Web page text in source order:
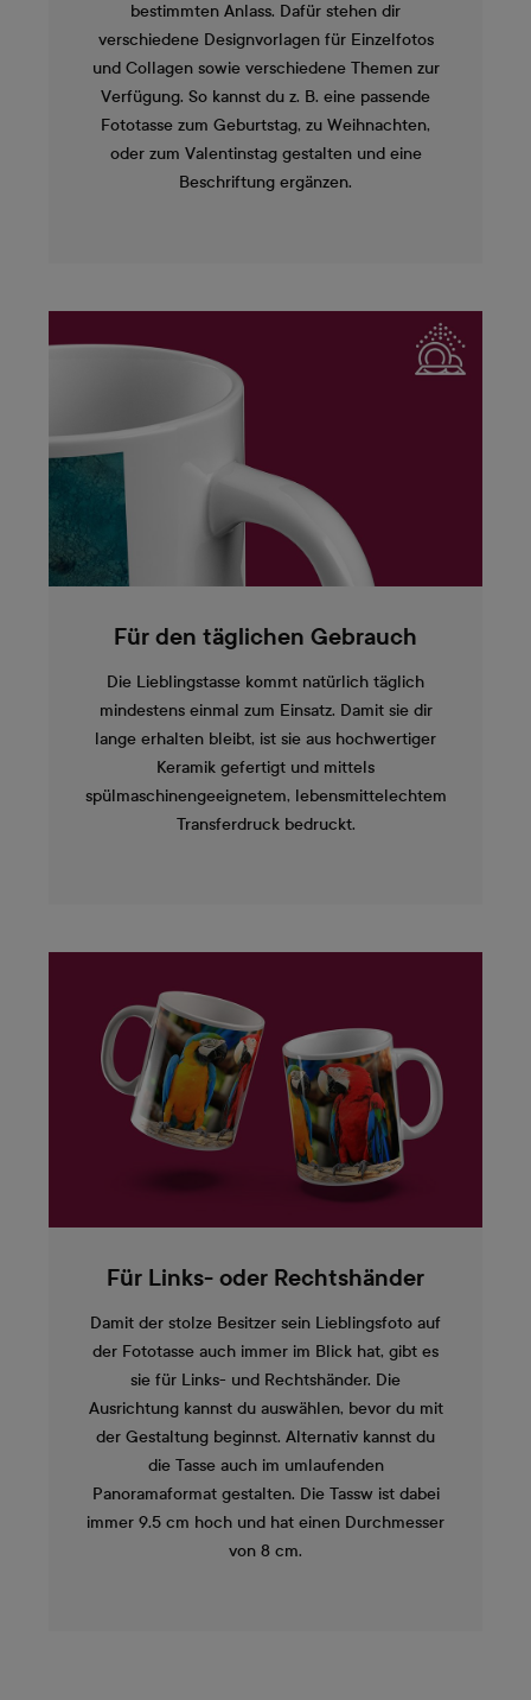
bestimmten Anlass. Dafür stehen dir
verschiedene Designvorlagen für Einzelfotos
und Collagen sowie verschiedene Themen zur
Verfügung. So kannst du z. B. eine passende
Fototasse zum Geburtstag, zu Weihnachten,
oder zum Valentinstag gestalten und eine
Beschriftung ergänzen.
Für den täglichen Gebrauch
Die Lieblingstasse kommt natürlich täglich
mindestens einmal zum Einsatz. Damit sie dir
lange erhalten bleibt, ist sie aus hochwertiger
Keramik gefertigt und mittels
spülmaschinengeeignetem, lebensmittelechtem
Transferdruck bedruckt.
Für Links- oder Rechtshänder
Damit der stolze Besitzer sein Lieblingsfoto auf
der Fototasse auch immer im Blick hat, gibt es
sie für Links- und Rechtshänder. Die
Ausrichtung kannst du auswählen, bevor du mit
der Gestaltung beginnst. Alternativ kannst du
die Tasse auch im umlaufenden
Panoramaformat gestalten. Die Tassw ist dabei
immer 9.5 cm hoch und hat einen Durchmesser
von 8 cm.